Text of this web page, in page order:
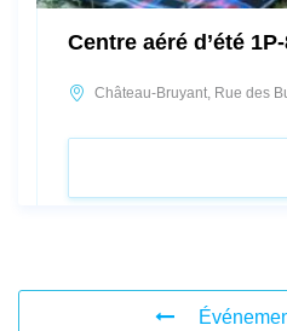
Centre aéré d’été
Château-Bruyant, Rue des